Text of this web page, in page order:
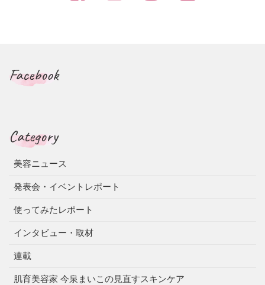
Facebook
Category
美容ニュース
発表会・イベントレポート
使ってみたレポート
インタビュー・取材
連載
肌育美容家 今泉まいこの見直すスキンケア